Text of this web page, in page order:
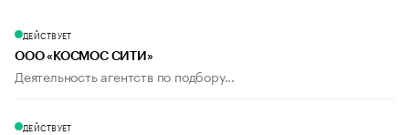
ДЕЙСТВУЕТ
ООО «КОСМОС СИТИ»
Деятельность агентств по подбору...
ДЕЙСТВУЕТ